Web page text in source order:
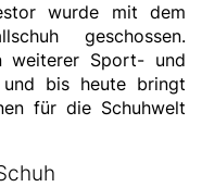
wurde mit dem
geschossen.
weiterer Sport- und
und bis heute bringt
für die Schuhwelt